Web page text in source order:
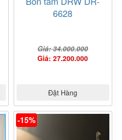
6628
Giá: 34.000.000
Giá: 27.200.000
Đặt Hàng
-15%